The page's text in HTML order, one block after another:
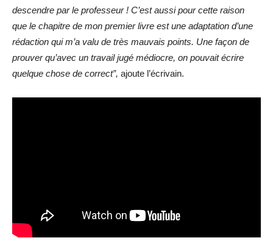
descendre par le professeur ! C’est aussi pour cette raison
que le chapitre de mon premier livre est une adaptation d’une
rédaction qui m’a valu de très mauvais points. Une façon de
prouver qu’avec un travail jugé médiocre, on pouvait écrire
quelque chose de correct”, ajoute l’écrivain.